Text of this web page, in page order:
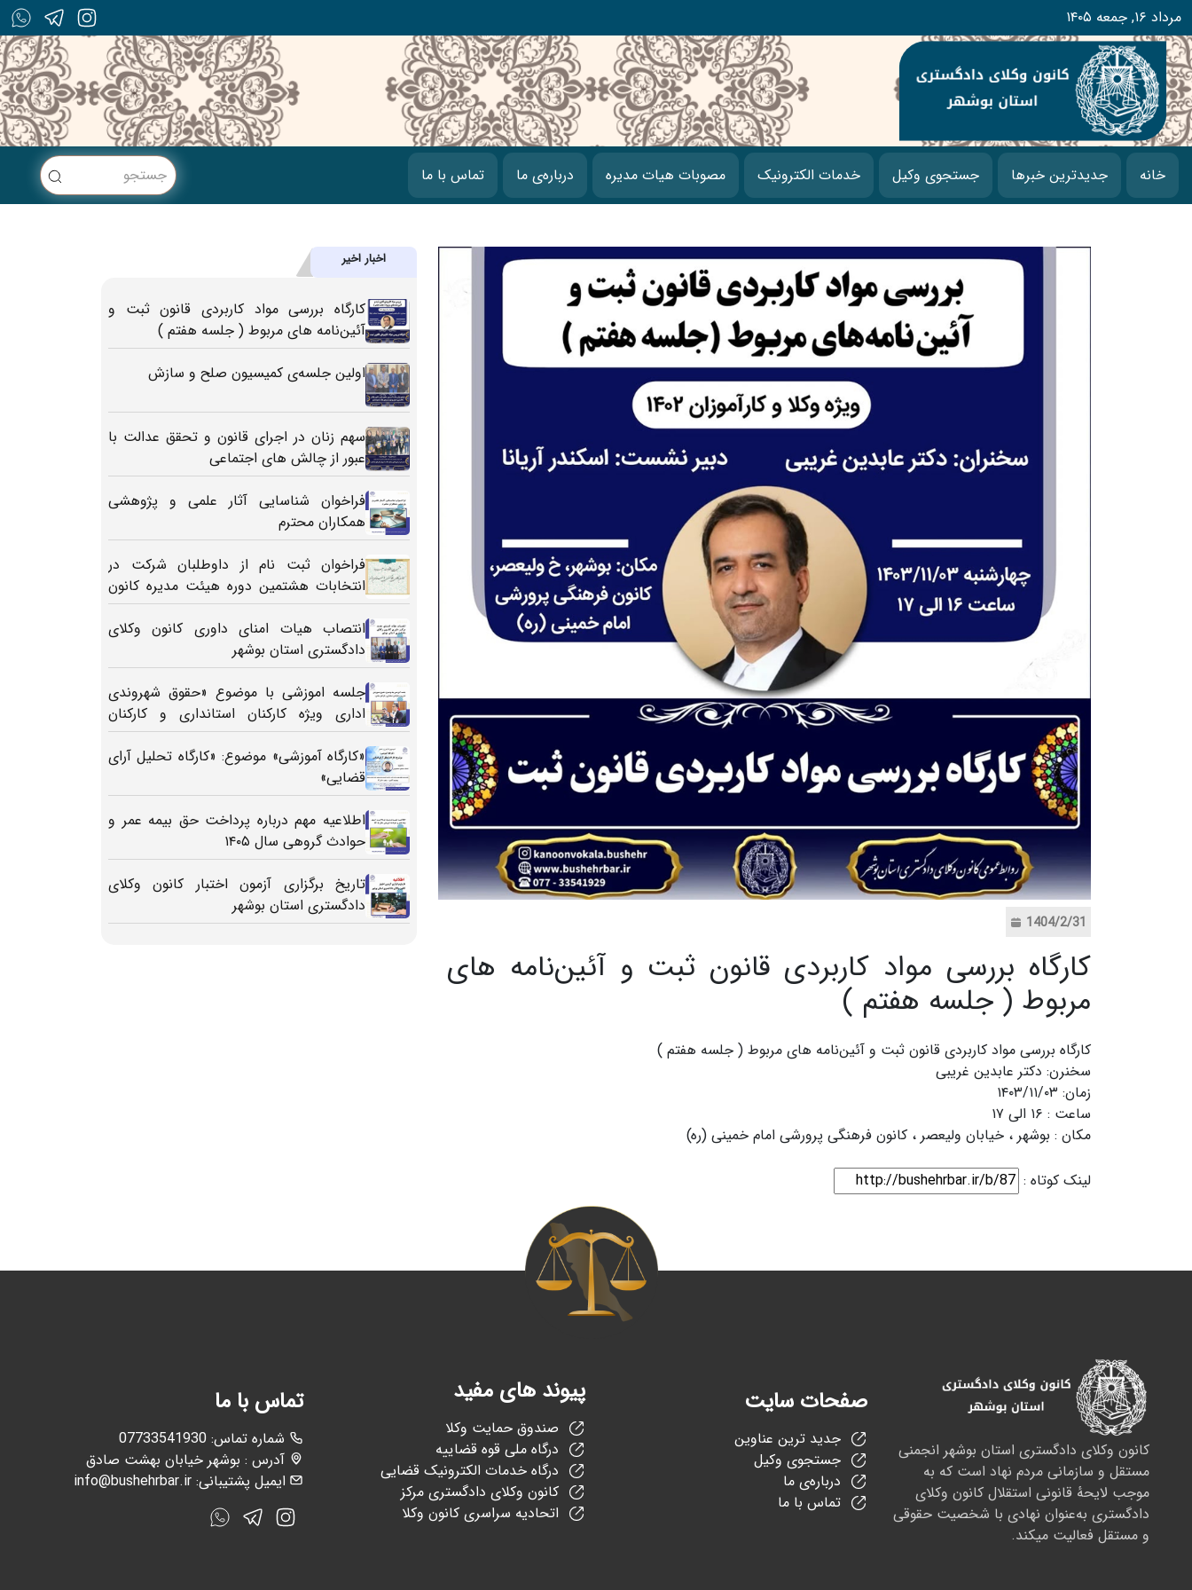
۱۴۰۵ مرداد ۱۶, جمعه
خانه جدیدترین خبرها جستجوی وکیل خدمات الکترونیک مصوبات هیات مدیره درباره‌ی ما تماس با ما
1404/2/31
کارگاه بررسی مواد کاربردی قانون ثبت و آئین‌نامه های
مربوط ( جلسه هفتم )
کارگاه بررسی مواد کاربردی قانون ثبت و آئین‌نامه های مربوط ( جلسه هفتم )
سخنرن: دکتر عابدین غریبی
زمان: ۱۴۰۳/۱۱/۰۳
ساعت : ۱۶ الی ۱۷
مکان : بوشهر ، خیابان ولیعصر ، کانون فرهنگی پرورشی امام خمینی (ره)
لینک کوتاه :
اخبار اخیر
کارگاه بررسی مواد کاربردی قانون ثبت و
آئین‌نامه های مربوط ( جلسه هفتم )
اولین جلسه‌ی کمیسیون صلح و سازش
سهم زنان در اجرای قانون و تحقق عدالت با
عبور از چالش های اجتماعی
فراخوان شناسایی آثار علمی و پژوهشی
همکاران محترم
فراخوان ثبت نام از داوطلبان شرکت در
انتخابات هشتمین دوره هیئت مدیره کانون
وکلای دادگستری استان بوشهر
انتصاب هیات امنای داوری کانون وکلای
دادگستری استان بوشهر
جلسه اموزشی با موضوع «حقوق شهروندی
اداری ویژه کارکنان استانداری و کارکنان
ستادی»
«کارگاه آموزشی» موضوع: «کارگاه تحلیل آرای
قضایی»
اطلاعیه مهم درباره پرداخت حق بیمه عمر و
حوادث گروهی سال ۱۴۰۵
تاریخ برگزاری آزمون اختبار کانون وکلای
دادگستری استان بوشهر
کانون وکلای دادگستری استان بوشهر انجمنی
مستقل و سازمانی مردم نهاد است که به
موجب لایحهٔ قانونی استقلال کانون وکلای
دادگستری به‌عنوان نهادی با شخصیت حقوقی
و مستقل فعالیت میکند.
صفحات سایت
جدید ترین عناوین
جستجوی وکیل
درباره‌ی ما
تماس با ما
پیوند های مفید
صندوق حمایت وکلا
درگاه ملی قوه قضاییه
درگاه خدمات الکترونیک قضایی
کانون وکلای دادگستری مرکز
اتحادیه سراسری کانون وکلا
تماس با ما
07733541930
آدرس : بوشهر خیابان بهشت صادق
ایمیل پشتیبانی: info@bushehrbar.ir